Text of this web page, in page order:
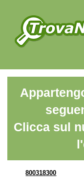
Clicca sul
800318300